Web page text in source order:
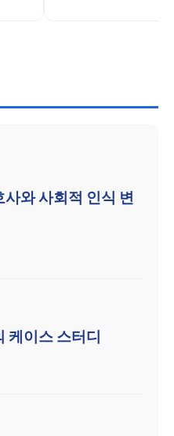
와 사회적 인식 변
케이스 스터디